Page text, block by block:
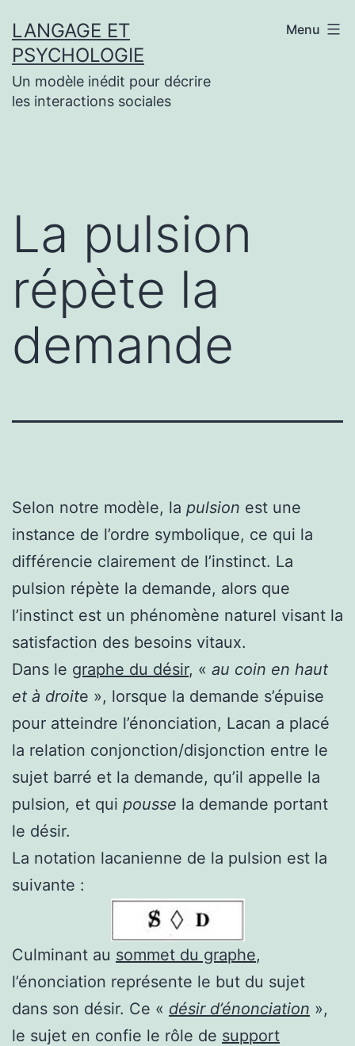
au
contenu
LANGAGE ET
PSYCHOLOGIE
Un modèle inédit pour décrire
les interactions sociales
Menu
La pulsion
répète la
demande
Selon notre modèle, la pulsion est une
instance de l’ordre symbolique, ce qui la
différencie clairement de l’instinct. La
pulsion répète la demande, alors que
l’instinct est un phénomène naturel visant la
satisfaction des besoins vitaux.
Dans le graphe du désir, « au coin en haut
et à droite », lorsque la demande s’épuise
pour atteindre l’énonciation, Lacan a placé
la relation conjonction/disjonction entre le
sujet barré et la demande, qu’il appelle la
pulsion, et qui pousse la demande portant
le désir.
La notation lacanienne de la pulsion est la
suivante :
Culminant au sommet du graphe,
l’énonciation représente le but du sujet
dans son désir. Ce « désir d’énonciation »,
le sujet en confie le rôle de support